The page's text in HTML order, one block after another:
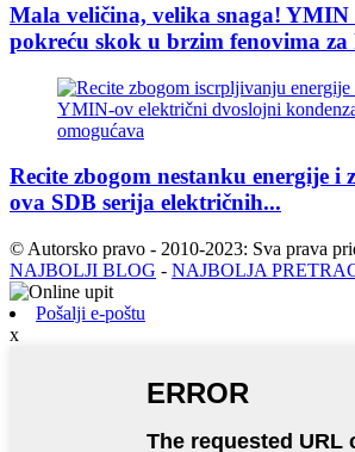
Mala veličina, velika snaga!
pokreću skok u brzim fenovima za
Recite zbogom nestanku energije
ova SDB serija električnih...
© Autorsko pravo - 2010-2023: Sva prava
NAJBOLJI BLOG - NAJBOLJA
Pošalji e-poštu
x